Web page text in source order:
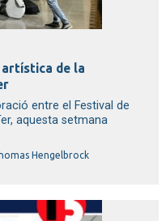
artística de la
entre el Festival de
aquesta setmana
Hengelbrock